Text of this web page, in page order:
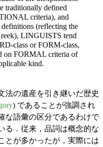
traditionally defined
criteria), and
(reflecting the
LINGUISTS tend
class or FORM-class,
on FORMAL criteria of
kind.
の遺産を引き継いだ歴史
) であることが強調され
な語彙の区分であるわけで
る．従来，品詞は概念的な
とが多かったが，実際には